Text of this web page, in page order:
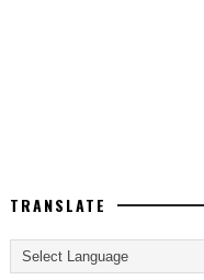
TRANSLATE